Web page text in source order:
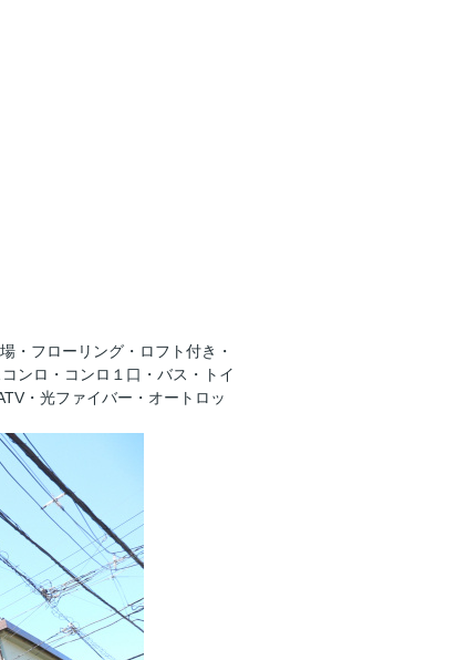
・フローリング・ロフト付き・
ンロ・コンロ１口・バス・トイ
・光ファイバー・オートロッ